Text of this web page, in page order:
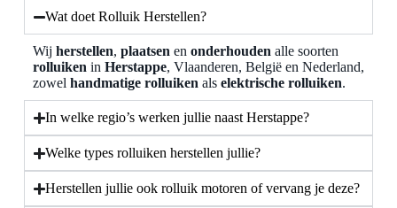
Wat doet Rolluik Herstellen?
Wij herstellen, plaatsen en onderhouden alle soorten
rolluiken in Herstappe, Vlaanderen, België en Nederland,
zowel handmatige rolluiken als elektrische rolluiken.
In welke regio’s werken jullie naast Herstappe?
Welke types rolluiken herstellen jullie?
Herstellen jullie ook rolluik motoren of vervang je deze?